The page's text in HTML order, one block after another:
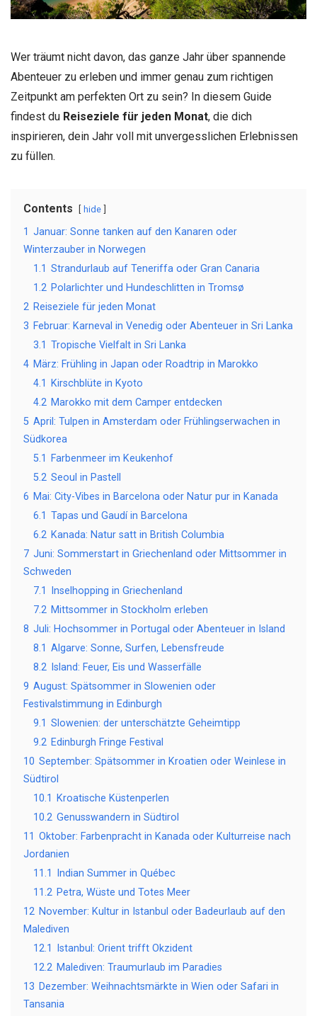
Wer träumt nicht davon, das ganze Jahr über spannende
Abenteuer zu erleben und immer genau zum richtigen
Zeitpunkt am perfekten Ort zu sein? In diesem Guide
findest du Reiseziele für jeden Monat, die dich
inspirieren, dein Jahr voll mit unvergesslichen Erlebnissen
zu füllen.
Contents hide
1 Januar: Sonne tanken auf den Kanaren oder
Winterzauber in Norwegen
1.1 Strandurlaub auf Teneriffa oder Gran Canaria
1.2 Polarlichter und Hundeschlitten in Tromsø
2 Reiseziele für jeden Monat
3 Februar: Karneval in Venedig oder Abenteuer in Sri Lanka
3.1 Tropische Vielfalt in Sri Lanka
4 März: Frühling in Japan oder Roadtrip in Marokko
4.1
Kirschblüte in Kyoto
4.2 Marokko mit dem Camper entdecken
5 April: Tulpen in Amsterdam oder Frühlingserwachen in
Südkorea
5.1
Farbenmeer im Keukenhof
5.2 Seoul in Pastell
6 Mai: City-Vibes in Barcelona oder Natur pur in Kanada
6.1 Tapas und Gaudí in Barcelona
6.2 Kanada: Natur satt in British Columbia
7 Juni: Sommerstart in Griechenland oder Mittsommer in
Schweden
7.1
Inselhopping in Griechenland
7.2 Mittsommer in Stockholm erleben
8 Juli: Hochsommer in Portugal oder Abenteuer in Island
8.1 Algarve: Sonne, Surfen, Lebensfreude
8.2 Island: Feuer, Eis und Wasserfälle
9 August: Spätsommer in Slowenien oder
Festivalstimmung in Edinburgh
9.1 Slowenien: der unterschätzte Geheimtipp
9.2 Edinburgh Fringe Festival
10 September: Spätsommer in Kroatien oder Weinlese in
Südtirol
10.1
Kroatische Küstenperlen
10.2 Genusswandern in Südtirol
11 Oktober: Farbenpracht in Kanada oder Kulturreise nach
Jordanien
11.1
Indian Summer in Québec
11.2 Petra, Wüste und Totes Meer
12 November: Kultur in Istanbul oder Badeurlaub auf den
Malediven
12.1
Istanbul: Orient trifft Okzident
12.2 Malediven: Traumurlaub im Paradies
13 Dezember: Weihnachtsmärkte in Wien oder Safari in
Tansania